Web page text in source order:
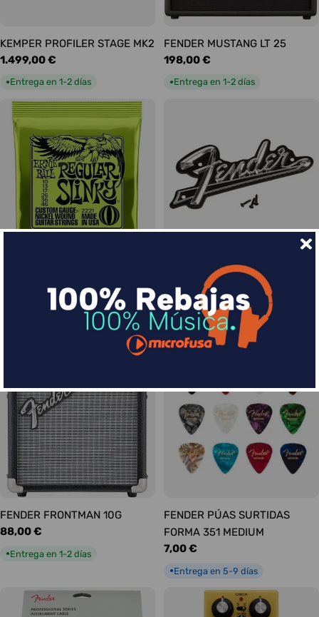
KEMPER PROFILER STAGE MK2
Precio
habitual
1.499,00 €
●Entrega en 1-2 días
FENDER MUSTANG LT 25
Precio
habitual
198,00 €
●Entrega en 1-2 días
Slinky Regular 10-46
FENDER LOGO BLACKFACE
Precio
habitual
17,00 €
● Entrega en 1-2 días
FENDER FRONTMAN 10G
Precio
88,00 €
●Entrega en 1-2 días
FENDER PÚAS SURTIDAS
FORMA 351 MEDIUM
Precio
7,00 €
●Entrega en 5-9 días